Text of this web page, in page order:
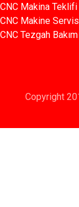
CNC Makina
CNC Makine
CNC Tezgah
Copyright